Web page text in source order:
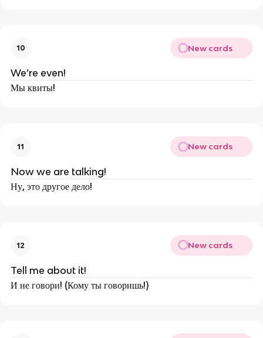
10 New cards
We’re even!
Мы квиты!
11 New cards
Now we are talking!
Ну, это другое дело!
12 New cards
Tell me about it!
И не говори! (Кому ты говоришь!)